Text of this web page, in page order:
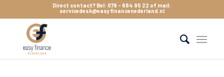
Direct contact? Bel: 078 - 684 95 22 of mail:
servicedesk@easyfinancenederland.nl